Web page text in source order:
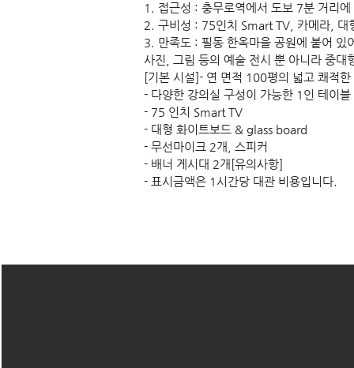
1. 접근성 : 충무로역에서 도보 7분 거리에
2. 구비성 : 75인치 Smart TV, 카메라, 대
3. 만족도 : 필동 한옥마을 공원에 붙어 있
사진, 그림 등의 예술 전시 뿐 아니라 중대
[기본 시설]- 연 면적 100평의 넓고 쾌적
- 다양한 강의실 구성이 가능한 1인 테이
- 75 인치 Smart TV
- 대형 화이트보드 & glass board
- 무선마이크 2개, 스피커
- 배너 게시대 2개[유의사항]
- 표시금액은 1시간당 대관 비용입니다.